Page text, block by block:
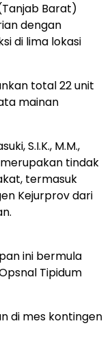
Barat)
dengan
di lima lokasi
total 22 unit
mainan
S.I.K., M.M.,
tindak
termasuk
Kejurprov dari
ini bermula
Tipidum
di mes kontingen